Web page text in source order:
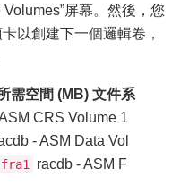
屏幕。然後，您
以創建下一個邏輯卷，
需空間 (MB) 文件系
CRS Volume 1
- ASM Data Vol
racdb - ASM F